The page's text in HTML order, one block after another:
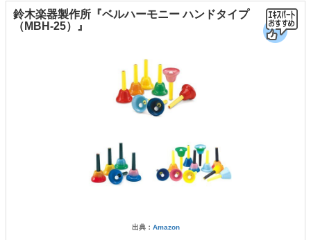
鈴木楽器製作所『ベルハーモニー ハンドタイプ
（MBH-25）』
出典： Amazon